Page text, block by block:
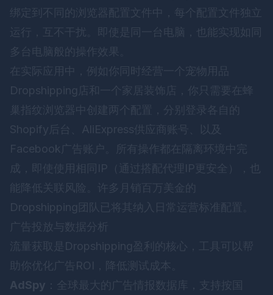
绑定到不同的浏览器配置文件中，每个配置文件独立
运行，互不干扰。即使是同一台电脑，也能实现如同
多台电脑般的操作效果。
在实际应用中，例如你同时经营一个宠物用品
Dropshipping店和一个家居装饰店，你只需要在蜂
巢指纹浏览器中创建两个配置，分别登录各自的
Shopify后台、AliExpress供应商账号、以及
Facebook广告账户。所有操作都在隔离环境中完
成，即使使用相同IP（通过搭配代理IP更安全），也
能降低关联风险。许多月销百万美金的
Dropshipping团队已将其纳入日常运营标准配置。
广告投放与数据分析
流量获取是Dropshipping盈利的核心，工具可以帮
助你优化广告ROI，降低测试成本。
AdSpy ：全球最大的广告情报数据库，支持按国